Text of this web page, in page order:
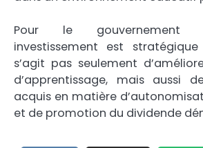
Pour le gouvernement
investissement est
s’agit pas seulement
d’apprentissage, mais aussi
acquis en matière
et de promotion du dividende